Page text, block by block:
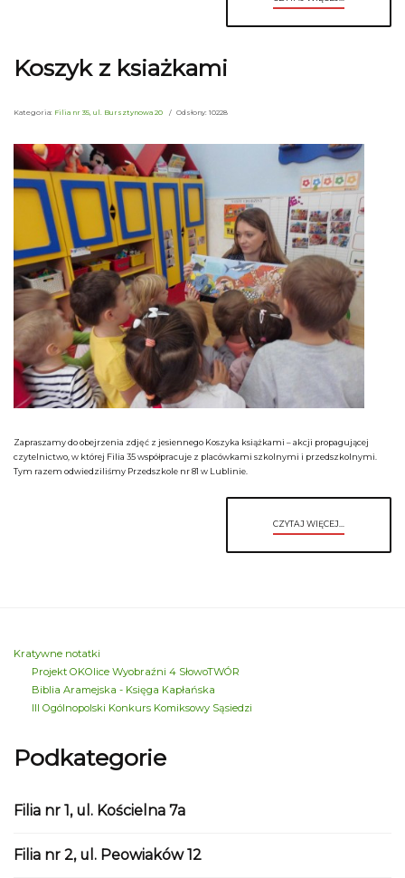
Koszyk z ksiażkami
Kategoria: Filia nr 35, ul. Bursztynowa 20 Odsłony: 10228
Zapraszamy do obejrzenia zdjęć z jesiennego Koszyka książkami – akcji propagującej
czytelnictwo, w której Filia 35 współpracuje z placówkami szkolnymi i przedszkolnymi.
Tym razem odwiedziliśmy Przedszkole nr 81 w Lublinie.
CZYTAJ WIĘCEJ...
Kratywne notatki
Projekt OKOlice Wyobraźni 4 SłowoTWÓR
Biblia Aramejska - Księga Kapłańska
III Ogólnopolski Konkurs Komiksowy Sąsiedzi
Podkategorie
Filia nr 1, ul. Kościelna 7a
Filia nr 2, ul. Peowiaków 12